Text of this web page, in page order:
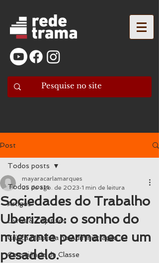
Post
Todos posts
Artigos
Livros & Capítulos
Crítica Marxista na Administração
Consciência de Classe
Todos posts
Sociedades do Trabalho
Uberizado: o sonho do
migrante permanece um
pesadelo.
mayaracarlamarques
25 de ago. de 2023 1 min de leitura